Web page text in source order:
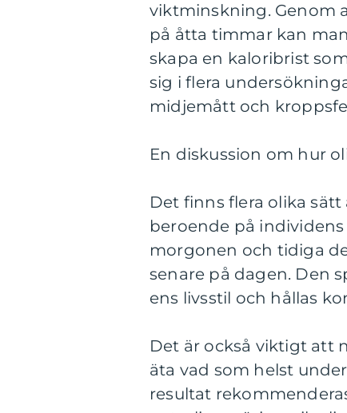
viktminskning. Genom
på åtta timmar kan
skapa en kaloribrist
sig i flera
midjemått och
En diskussion om hur
Det finns flera olika sätt
beroende på
morgonen och tidiga
senare på dagen. Den
ens livsstil och hållas
Det är också viktigt att
äta vad som helst
resultat